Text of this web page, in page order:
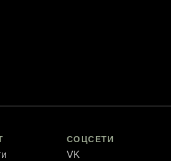
СОЦСЕТИ
VK